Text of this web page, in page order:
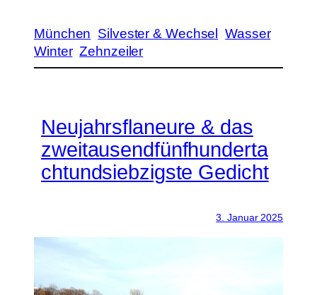
München Silvester & Wechsel
Wasser
Winter Zehnzeiler
Neujahrsflaneure & das
zweitausendfünfhunderta
chtundsiebzigste Gedicht
3. Januar 2025